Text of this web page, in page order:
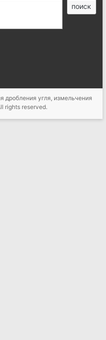
поиск
дробления угля, измельчения
rights reserved.